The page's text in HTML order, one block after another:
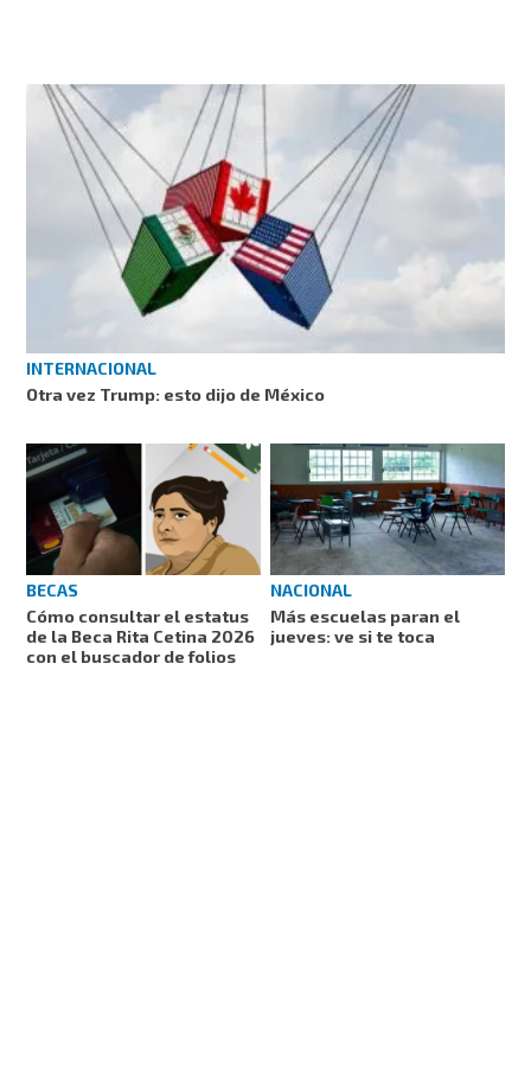
INTERNACIONAL
Otra vez Trump: esto dijo de México
BECAS
Cómo consultar el estatus
de la Beca Rita Cetina 2026
con el buscador de folios
NACIONAL
Más escuelas paran el
jueves: ve si te toca